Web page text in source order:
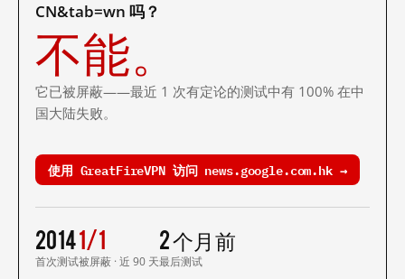
CN&tab=wn 吗？
不能。
它已被屏蔽——最近 1 次有定论的测试中有 100% 在中
国大陆失败。
使用 GreatFireVPN 访问 news.google.com.hk →
2014
首次测试
1/1
被屏蔽 · 近 90 天
2 个月前
最后测试